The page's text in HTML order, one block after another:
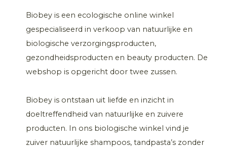
Biobey is een ecologische online winkel
gespecialiseerd in verkoop van natuurlijke en
biologische verzorgingsproducten,
gezondheidsproducten en beauty producten. De
webshop is opgericht door twee zussen.
Biobey is ontstaan uit liefde en inzicht in
doeltreffendheid van natuurlijke en zuivere
producten. In ons biologische winkel vind je
zuiver natuurlijke shampoos, tandpasta’s zonder